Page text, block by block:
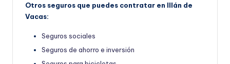
Otros seguros que puedes contratar en Illán de
Vacas:
Seguros sociales
Seguros de ahorro e inversión